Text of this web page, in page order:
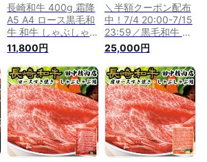
長崎和牛 400g 霜降
A5 A4 ロース黒毛和
牛 和牛 しゃぶしゃ
ぶ用 肉 すき焼き ギ
フト しゃぶしゃぶ
長崎県産 高級肉 国
産 霜降り 牛肉 すき
焼き用 すき焼き用肉
すき焼き用牛肉 すき
焼き肉 すきやき肉
すき焼肉 贈り物 贈
答用 プレゼント 送
料無料
11,800円
＼半額クーポン配布
中！7/4 20:00-7/15
23:59／黒毛和牛 A5
霜降 400g×4 計
1.6kg 長崎和牛 和牛
肩ロース すき焼き用
しゃぶしゃぶ用 長崎
県産 肉 国産 牛肉 霜
降り すき焼き肉 す
きやき肉 お祝い ギ
フト 贈り物 贈答用
九州産 バレンタイン
25,000円